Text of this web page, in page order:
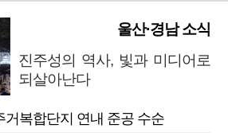
울산·경남 소식
진주성의 역사, 빛과 미디어로
되살아난다
거복합단지 연내 준공 수순